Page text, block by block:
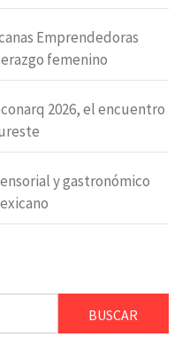
Emprendedoras
femenino
2026, el encuentro
y gastronómico